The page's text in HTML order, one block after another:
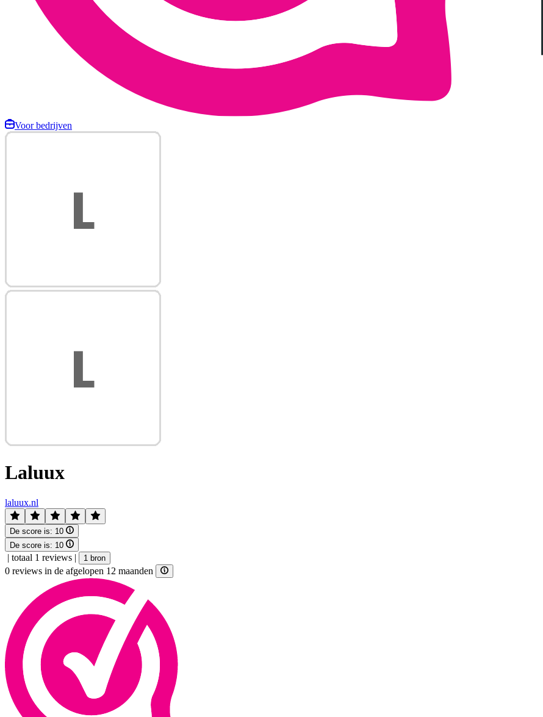
Voor bedrijven
Laluux
laluux.nl
De score is: 10
De score is: 10
| totaal 1 reviews | 1 bron
0 reviews in de afgelopen 12 maanden